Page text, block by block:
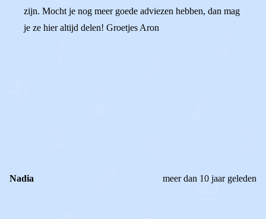
zijn. Mocht je nog meer goede adviezen hebben, dan mag
je ze hier altijd delen! Groetjes Aron
Nadia meer dan 10 jaar geleden